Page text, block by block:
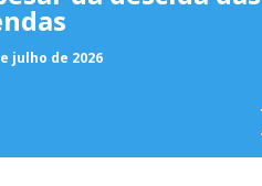
julho de 2026